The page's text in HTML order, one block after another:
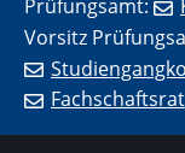
Prüfungsamt:
Vorsitz
Fachschaftsrat